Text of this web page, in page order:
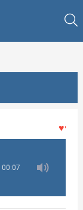
♥♥♥着
00:07